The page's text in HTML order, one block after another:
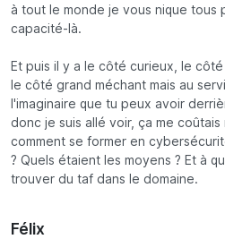
à tout le monde je vous nique tous
capacité-là.
Et puis il y a le côté curieux, le
le côté grand méchant mais au
l'imaginaire que tu peux avoir
donc je suis allé voir, ça me
comment se former en
? Quels étaient les moyens ? Et à
trouver du taf dans le domaine.
Félix